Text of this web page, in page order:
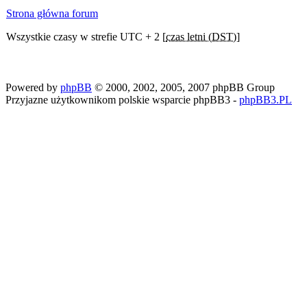
Strona główna forum
Wszystkie czasy w strefie UTC + 2 [czas letni (DST)]
Powered by phpBB © 2000, 2002, 2005, 2007 phpBB Group
Przyjazne użytkownikom polskie wsparcie phpBB3 - phpBB3.PL